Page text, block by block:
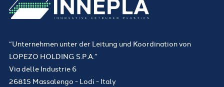
“Unternehmen unter der Leitung und Koordination von
LOPEZO HOLDING S.P.A.”
Via delle Industrie 6
26815 Massalengo - Lodi - Italy